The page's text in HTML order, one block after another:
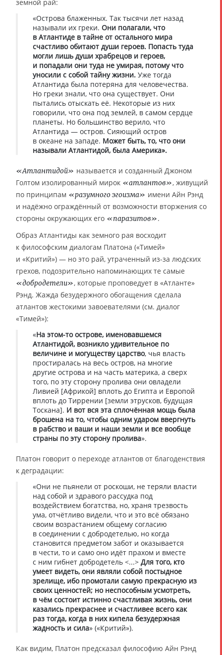
земной рай:
«Острова блаженных. Так тысячи лет назад
называли их греки. Они полагали, что
в Атлантиде в тайне от остального мира
счастливо обитают души героев. Попасть туда
могли лишь души храбрецов и героев,
и попадали они туда не умирая, потому что
уносили с собой тайну жизни. Уже тогда
Атлантида была потеряна для человечества.
Но греки знали, что она существует. Они
пытались отыскать её. Некоторые из них
говорили, что она под землей, в самом сердце
планеты. Но большинство верило, что
Атлантида — остров. Сияющий остров
в океане на западе. Может быть, то, что они
называли Атлантидой, была Америка».
«Атлантидой» называется и созданный Джоном
Голтом изолированный мирок «атлантов», живущий
по принципам «разумного эгоизма» имени Айн Рэнд
и надёжно ограждённый от возможности вторжения со
стороны окружающих его «паразитов».
Образ Атлантиды как земного рая восходит
к философским диалогам Платона («Тимей»
и «Критий») — но это рай, утраченный из-за людских
грехов, подозрительно напоминающих те самые
«добродетели», которые проповедует в «Атланте»
Рэнд. Жажда безудержного обогащения сделала
атлантов жестокими завоевателями (см. диалог
«Тимей»):
«На этом-то острове, именовавшемся
Атлантидой, возникло удивительное по
величине и могуществу царство, чья власть
простиралась на весь остров, на многие
другие острова и на часть материка, а сверх
того, по эту сторону пролива они овладели
Ливией [Африкой] вплоть до Египта и Европой
вплоть до Тиррении [земли этрусков, будущая
Тоскана]. И вот вся эта сплочённая мощь была
брошена на то, чтобы одним ударом ввергнуть
в рабство и ваши и наши земли и все вообще
страны по эту сторону пролива».
Платон говорит о переходе атлантов от благоденствия
к деградации:
«Они не пьянели от роскоши, не теряли власти
над собой и здравого рассудка под
воздействием богатства, но, храня трезвость
ума, отчётливо видели, что и это всё обязано
своим возрастанием общему согласию
в соединении с добродетелью, но когда
становится предметом забот и оказывается
в чести, то и само оно идёт прахом и вместе
с ним гибнет добродетель <...> Для того, кто
умеет видеть, они являли собой постыдное
зрелище, ибо промотали самую прекрасную из
своих ценностей; но неспособным усмотреть,
в чём состоит истинно счастливая жизнь, они
казались прекраснее и счастливее всего как
раз тогда, когда в них кипела безудержная
жадность и сила» («Критий»).
Как видим, Платон предсказал философию Айн Рэнд